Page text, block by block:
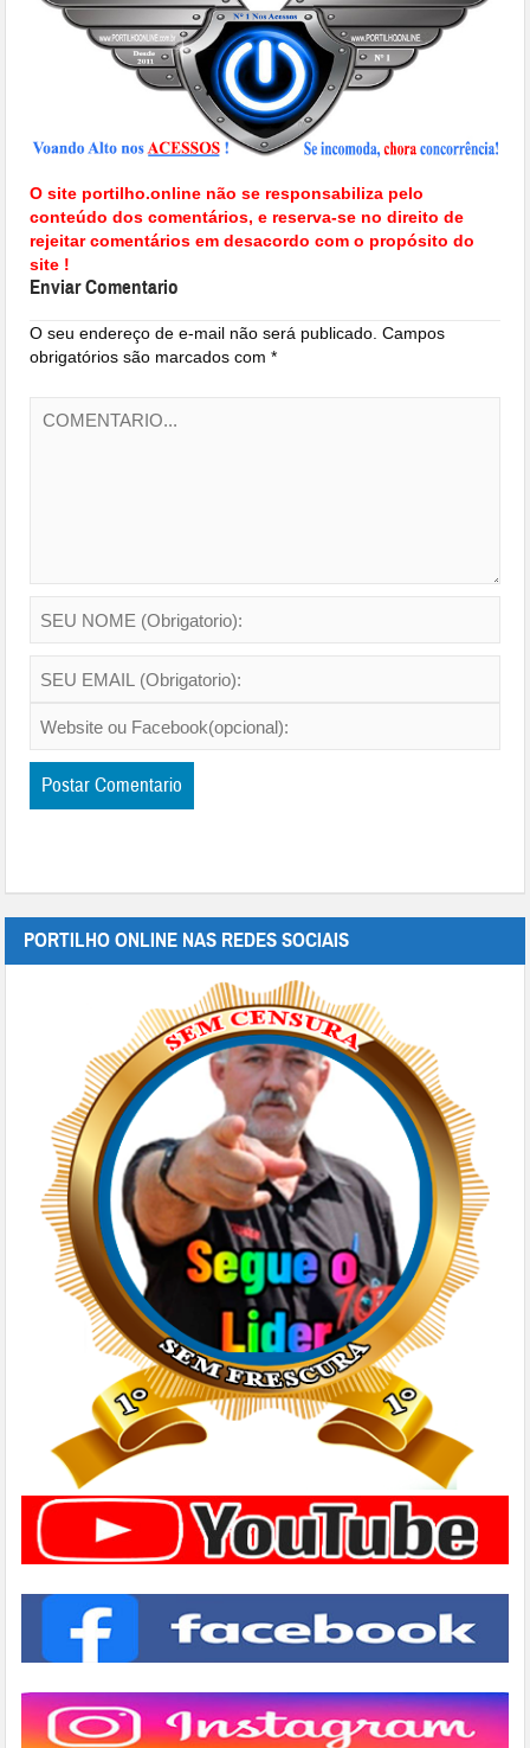
O site portilho.online não se responsabiliza pelo
conteúdo dos comentários, e reserva-se no direito de
rejeitar comentários em desacordo com o propósito do
site !
Enviar Comentario
O seu endereço de e-mail não será publicado. Campos
obrigatórios são marcados com*
PORTILHO ONLINE NAS REDES SOCIAIS